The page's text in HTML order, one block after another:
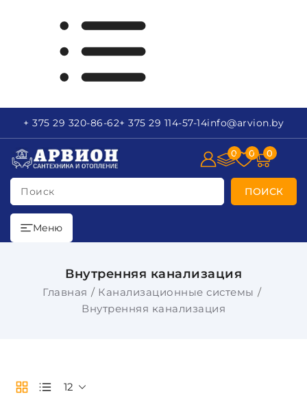
+ 375 29 320-86-62+ 375 29 114-57-14info@arvion.by
Поиск ПОИСК
0 0 0
Меню
Внутренняя канализация
Главная
Канализационные системы
Внутренняя канализация
12